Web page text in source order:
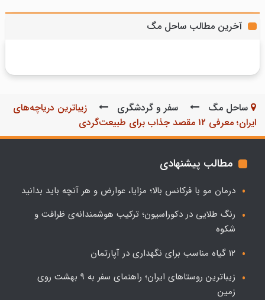
آخرین مطالب ساحل مگ
۱۳۳ مدل ناخن میلکی؛ ایده‌های شیک و ترند برای
ناخن‌های کوتاه و بلند
مدل بافت مو شیک؛ 16 ایده جذاب برای موهای بلند و
کوتاه
19 بازیگر زن زیبا و مشهور هندی؛ ستاره‌های خیره‌کننده
بهترین فیلم‌های کلینت ایستوود؛ مروری بر میراث اسطوره
ساحل مگ سفر و گردشگری
زیباترین دریاچه‌های
ایران؛ معرفی ۱۲ مقصد جذاب برای طبیعت‌گردی
مطالب پیشنهادی
درمان مو با فرکانس بالا؛ مزایا، عوارض و هر آنچه باید بدانید
رنگ طلایی در دکوراسیون؛ ترکیب هوشمندانه‌ی ظرافت و
شکوه
12 گیاه مناسب برای نگهداری در آپارتمان
زیباترین روستاهای ایران؛ راهنمای سفر به 9 بهشت روی
زمین